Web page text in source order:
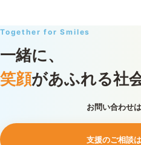
Together for Smiles
一緒に、
笑顔があふれる社
お問い合わせ
支援のご相談